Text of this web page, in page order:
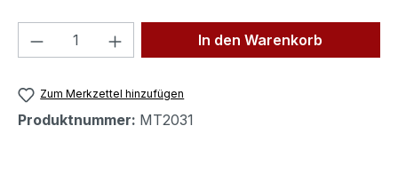
Produkt Anzahl: Gib denIn den Warenkorb
Zum Merkzettel hinzufügen
Produktnummer: MT2031